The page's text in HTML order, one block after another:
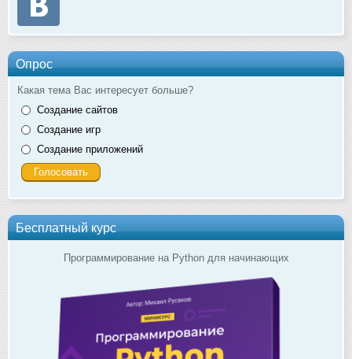
Опрос
Какая тема Вас интересует больше?
Создание сайтов
Создание игр
Создание приложений
Бесплатный курс
Программирование на Python для начинающих